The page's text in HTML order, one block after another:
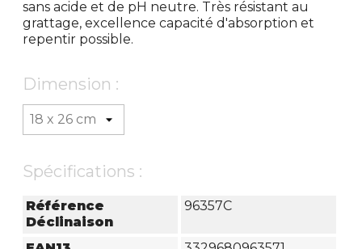
sans acide et de pH neutre. Très résistant au
grattage, excellence capacité d'absorption et
repentir possible.
Dimension :
Spécifications :
Référence
Déclinaison
96357C